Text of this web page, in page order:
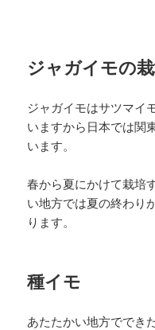
ジャガイモの
ジャガイモはサツマイ
いますから日本では関
います。
春から夏にかけて栽培
い地方では夏の終わり
ります。
種イモ
あたたかい地方ででき